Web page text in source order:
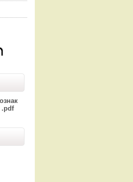
.pdf